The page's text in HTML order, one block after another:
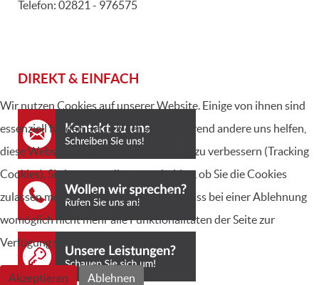
Telefon: 02821 - 976575
DIREKT & EINFACH
Wir nutzen Cookies auf unserer Website. Einige von ihnen sind
essenziell für den Betrieb der Seite, während andere uns helfen,
diese Website und die Nutzererfahrung zu verbessern (Tracking
Cookies). Sie können selbst entscheiden, ob Sie die Cookies
zulassen möchten. Bitte beachten Sie, dass bei einer Ablehnung
womöglich nicht mehr alle Funktionalitäten der Seite zur
Verfügung stehen.
Akzeptieren
Ablehnen